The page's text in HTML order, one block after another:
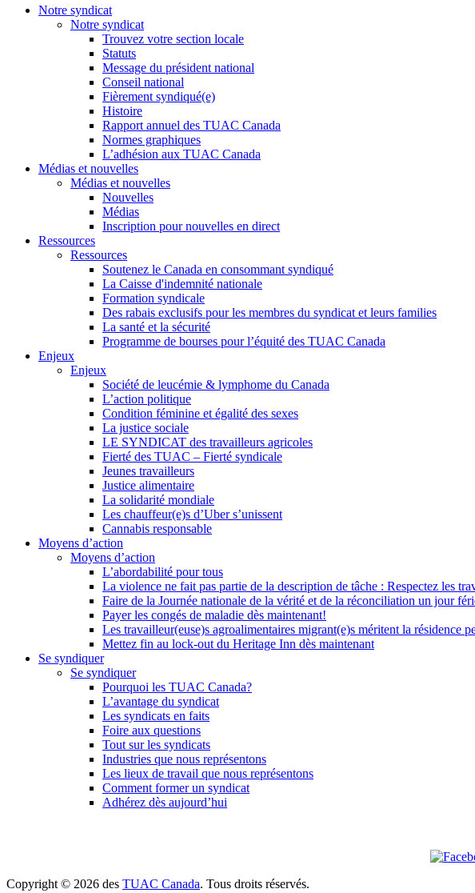
Notre syndicat
Notre syndicat
Trouvez votre section locale
Statuts
Message du président national
Conseil national
Fièrement syndiqué(e)
Histoire
Rapport annuel des TUAC Canada
Normes graphiques
L’adhésion aux TUAC Canada
Médias et nouvelles
Médias et nouvelles
Nouvelles
Médias
Inscription pour nouvelles en direct
Ressources
Ressources
Soutenez le Canada en consommant syndiqué
La Caisse d'indemnité nationale
Formation syndicale
Des rabais exclusifs pour les membres du syndicat et leurs families
La santé et la sécurité
Programme de bourses pour l’équité des TUAC Canada
Enjeux
Enjeux
Société de leucémie & lymphome du Canada
L’action politique
Condition féminine et égalité des sexes
La justice sociale
LE SYNDICAT des travailleurs agricoles
Fierté des TUAC – Fierté syndicale
Jeunes travailleurs
Justice alimentaire
La solidarité mondiale
Les chauffeur(e)s d’Uber s’unissent
Cannabis responsable
Moyens d’action
Moyens d’action
L’abordabilité pour tous
La violence ne fait pas partie de la description de tâche : Respectez les
Faire de la Journée nationale de la vérité et de la réconciliation un jour
Payer les congés de maladie dès maintenant!
Les travailleur(euse)s agroalimentaires migrant(e)s méritent la résidence
Mettez fin au lock-out du Heritage Inn dès maintenant
Se syndiquer
Se syndiquer
Pourquoi les TUAC Canada?
L’avantage du syndicat
Les syndicats en faits
Foire aux questions
Tout sur les syndicats
Industries que nous représentons
Les lieux de travail que nous représentons
Comment former un syndicat
Adhérez dès aujourd’hui
Copyright © 2026 des TUAC Canada. Tous droits réservés.